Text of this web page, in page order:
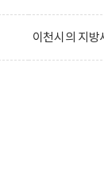
이천시의 지방